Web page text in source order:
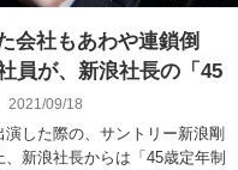
会社もあわや連鎖倒
が、新浪社長の「45
2021/09/18
した際の、サントリー新浪剛
新浪社長からは「45歳定年制